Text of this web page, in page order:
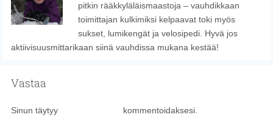
pitkin rääkkyläläismaastoja – vauhdikkaan
toimittajan kulkimiksi kelpaavat toki myös
sukset, lumikengät ja velosipedi. Hyvä jos
aktiivisuusmittarikaan siinä vauhdissa mukana kestää!
Vastaa
Sinun täytyy kommentoidaksesi.